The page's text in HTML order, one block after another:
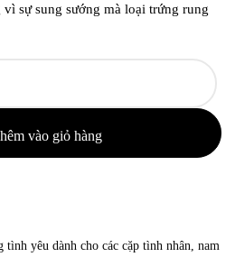
sự sung sướng mà loại trứng rung
vào giỏ hàng
tình yêu dành cho các cặp tình nhân, nam